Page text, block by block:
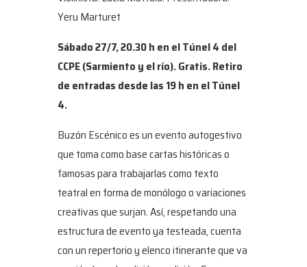
Yeru Marturet
Sábado 27/7, 20.30 h en el Túnel 4 del
CCPE (Sarmiento y el río). Gratis. Retiro
de entradas desde las 19 h en el Túnel
4.
Buzón Escénico es un evento autogestivo
que toma como base cartas históricas o
famosas para trabajarlas como texto
teatral en forma de monólogo o variaciones
creativas que surjan. Así, respetando una
estructura de evento ya testeada, cuenta
con un repertorio y elenco itinerante que va